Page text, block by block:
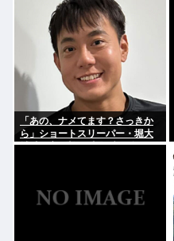
「あの、ナメてます？さっきか
ら」ショートスリーパー・堀大
輔氏が高須幹弥氏にブチギレ